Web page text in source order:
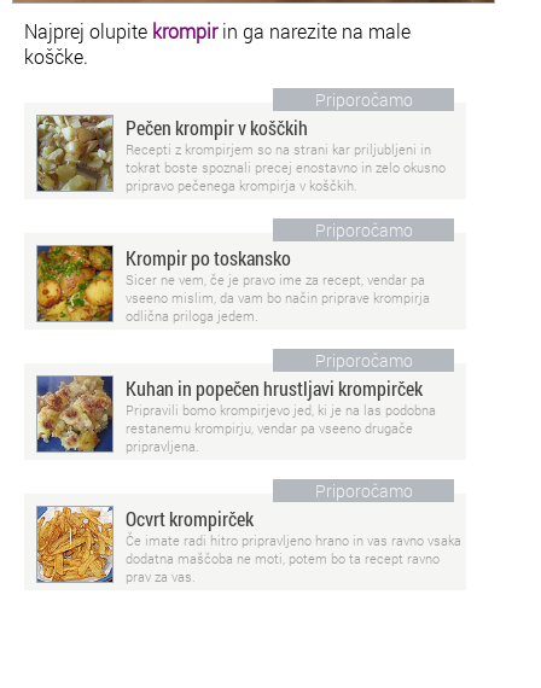
Najprej olupite krompir in ga narezite na male
koščke.
Priporočamo
Pečen krompir v koščkih
Recepti z krompirjem so na strani kar priljubljeni in
tokrat boste spoznali precej enostavno in zelo okusno
pripravo pečenega krompirja v koščkih.
Priporočamo
Krompir po toskansko
Sicer ne vem, če je pravo ime za recept, vendar pa
vseeno mislim, da vam bo način priprave krompirja
odlična priloga jedem.
Priporočamo
Kuhan in popečen hrustljavi krompirček
Pripravili bomo krompirjevo jed, ki je na las podobna
restanemu krompirju, vendar pa vseeno drugače
pripravljena.
Priporočamo
Ocvrt krompirček
Če imate radi hitro pripravljeno hrano in vas ravno vsaka
dodatna maščoba ne moti, potem bo ta recept ravno
prav za vas.